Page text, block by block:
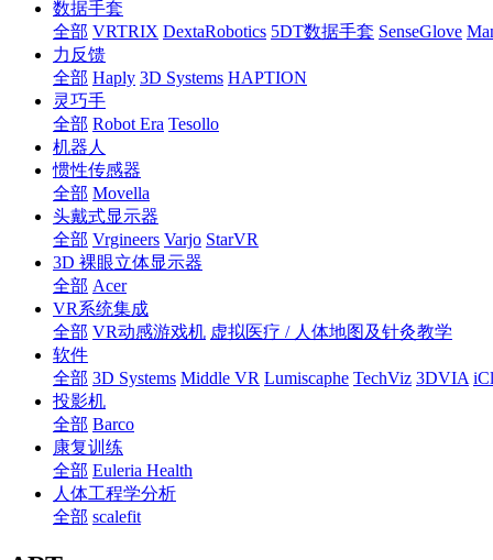
数据手套
全部 VRTRIX DextaRobotics 5DT数据手套 SenseGlove
力反馈
全部 Haply 3D Systems HAPTION
灵巧手
全部 Robot Era Tesollo
机器人
惯性传感器
全部 Movella
头戴式显示器
全部 Vrgineers Varjo StarVR
3D 裸眼立体显示器
全部 Acer
VR系统集成
全部 VR动感游戏机 虚拟医疗 / 人体地图及针灸教学
软件
全部 3D Systems Middle VR Lumiscaphe TechViz 3DVIA
投影机
全部 Barco
康复训练
全部 Euleria Health
人体工程学分析
全部 scalefit